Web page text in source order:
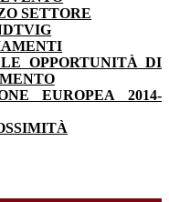
SETTORE
OPPORTUNITÀ DI
EUROPEA 2014-